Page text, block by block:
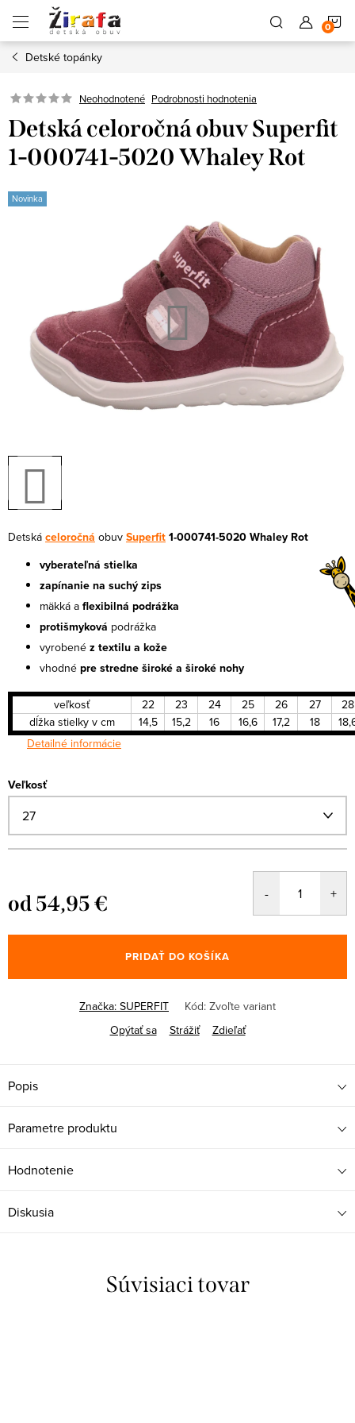
obsah
Detské topánky
Neohodnotené Podrobnosti hodnotenia
Detská celoročná obuv Superfit
1-000741-5020 Whaley Rot
Novinka
Detská celoročná obuv Superfit 1-000741-5020 Whaley Rot
vyberateľná stielka
zapínanie na suchý zips
mäkká a flexibilná podrážka
protišmyková podrážka
vyrobené z textilu a kože
vhodné pre stredne široké a široké nohy
veľkosť 22 23 24 25 26 27
28
dĺžka stielky v cm
14,5 15,2 16 16,6 17,2 18
Detailné informácie
Veľkosť
od54,95 €
cena:
PRIDAŤ DO KOŠÍKA
Značka: SUPERFIT Kód: Zvoľte variant
Opýtať sa
Strážiť Zdieľať
Popis
Parametre produktu
Hodnotenie
Diskusia
Súvisiaci tovar